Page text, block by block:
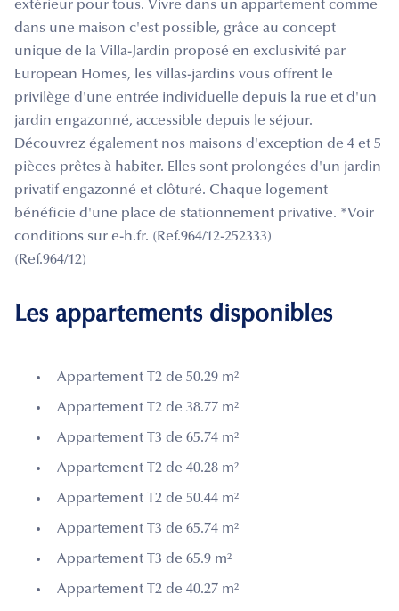
extérieur pour tous. Vivre dans un appartement comme
dans une maison c'est possible, grâce au concept
unique de la Villa-Jardin proposé en exclusivité par
European Homes, les villas-jardins vous offrent le
privilège d'une entrée individuelle depuis la rue et d'un
jardin engazonné, accessible depuis le séjour.
Découvrez également nos maisons d'exception de 4 et 5
pièces prêtes à habiter. Elles sont prolongées d'un jardin
privatif engazonné et clôturé. Chaque logement
bénéficie d'une place de stationnement privative. *Voir
conditions sur e-h.fr. (Ref.964/12-252333)
(Ref.964/12)
Les appartements disponibles
Appartement T2 de 50.29 m²
Appartement T2 de 38.77 m²
Appartement T3 de 65.74 m²
Appartement T2 de 40.28 m²
Appartement T2 de 50.44 m²
Appartement T3 de 65.74 m²
Appartement T3 de 65.9 m²
Appartement T2 de 40.27 m²